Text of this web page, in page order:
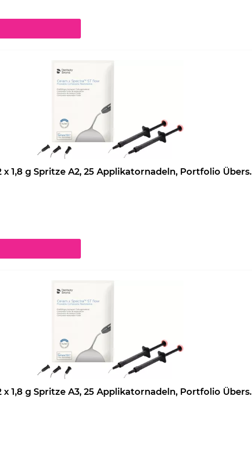
um die Anzahl zu erhöhen oder zu reduzieren.
Spectra ST flow Nachfüllpackung 2 x 1,8 g Spritze A2, 25 Applikatornadeln, Portfolio Übers.
um die Anzahl zu erhöhen oder zu reduzieren.
Spectra ST flow Nachfüllpackung 2 x 1,8 g Spritze A3, 25 Applikatornadeln, Portfolio Übers.